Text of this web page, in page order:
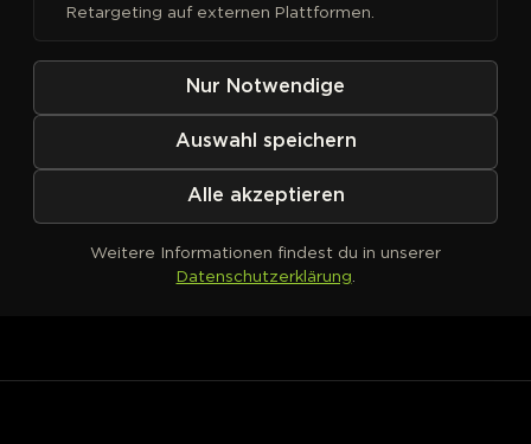
Retargeting auf externen Plattformen.
Nur Notwendige
Auswahl speichern
Alle akzeptieren
Weitere Informationen findest du in unserer
Datenschutzerklärung